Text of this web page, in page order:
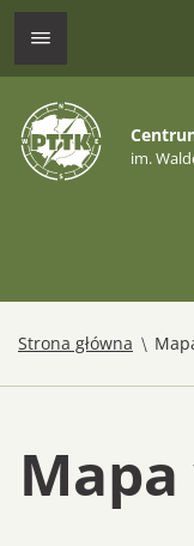
menu
im.
Strona główna /